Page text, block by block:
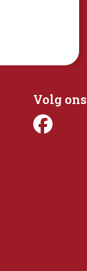
Volg ons